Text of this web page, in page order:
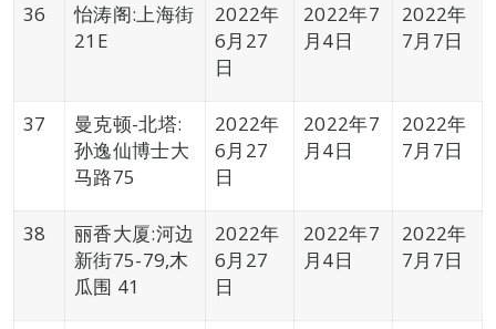
36
怡涛阁:上海街
21E
2022年
6月27
日
2022年7
月4日
2022年
7月7日
37
曼克顿-北塔:
孙逸仙博士大
马路75
2022年
6月27
日
2022年7
月4日
2022年
7月7日
38
丽香大厦:河边
新街75-79,木
瓜围 41
2022年
6月27
日
2022年7
月4日
2022年
7月7日